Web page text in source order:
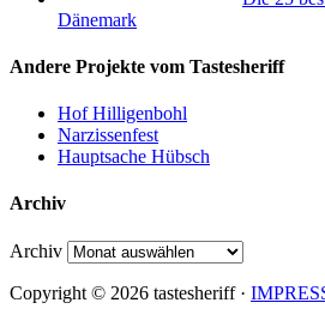
Dänemark
Andere Projekte vom Tastesheriff
Hof Hilligenbohl
Narzissenfest
Hauptsache Hübsch
Archiv
Archiv
Copyright © 2026 tastesheriff ·